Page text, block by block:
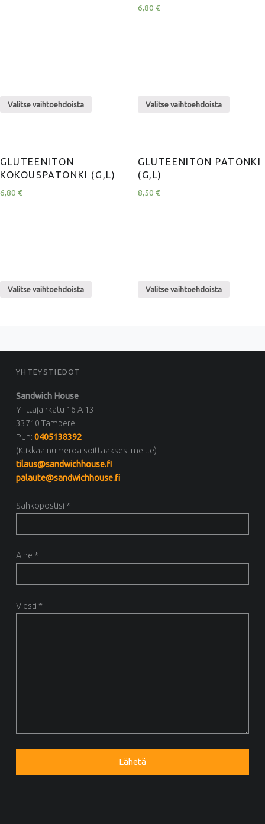
Valitse vaihtoehdoista
6,80 €
Valitse vaihtoehdoista
GLUTEENITON
KOKOUSPATONKI (G,L)
6,80 €
Valitse vaihtoehdoista
GLUTEENITON PATONKI
(G,L)
8,50 €
Valitse vaihtoehdoista
FOOTER SIDEBAR
YHTEYSTIEDOT
Sandwich House
Yrittäjänkatu 16 A 13
33710 Tampere
Puh:0405138392
(Klikkaa numeroa soittaaksesi meille)
tilaus@sandwichhouse.fi
palaute@sandwichhouse.fi
Sähköpostisi *
Aihe *
Viesti *